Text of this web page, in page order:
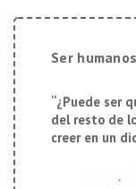
Ser humanos
“¿Puede ser
del resto de
creer en un